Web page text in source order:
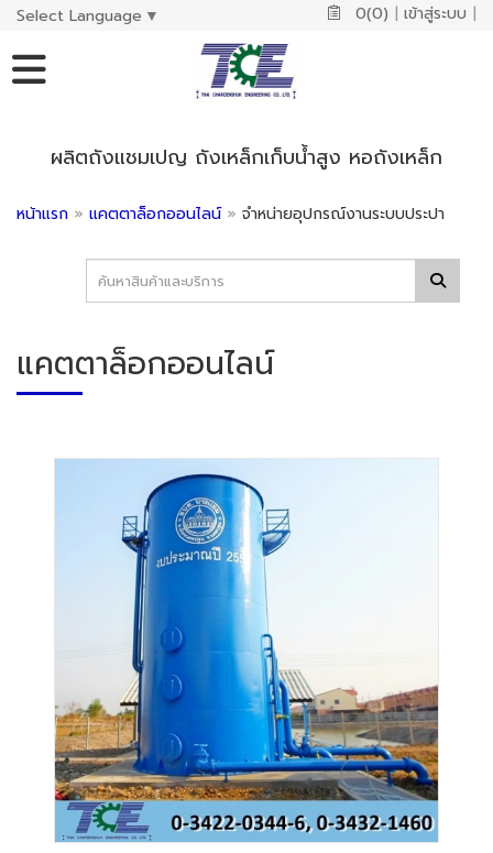
Select Language ▼ 0(0) | เข้าสู่ระบบ |
ผลิตถังแชมเปญ ถังเหล็กเก็บน้ำสูง หอถังเหล็ก
หน้าแรก » แคตตาล็อกออนไลน์ » จำหน่ายอุปกรณ์งานระบบประปา
แคตตาล็อกออนไลน์